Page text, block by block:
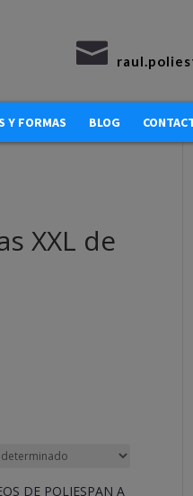
Y FORMAS BLOG
XXL de